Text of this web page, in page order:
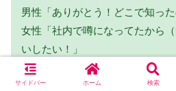
男性「ありがとう！どこで知った
女性「社内で噂になってたから
いしたい！」
男性「お祝いって何よ？別に気
女性「気を遣ってるんじゃない
サイドバー ホーム 検索